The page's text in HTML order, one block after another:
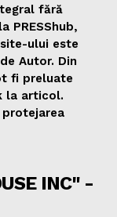
fără
PRESShub,
ului este
Autor. Din
fi preluate
la articol.
INC" -